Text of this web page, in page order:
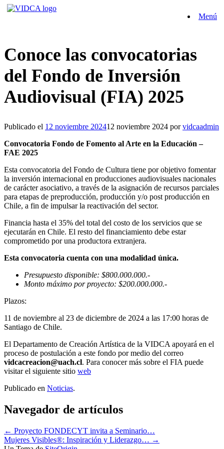
Saltar
Menú
Conoce las convocatorias
del Fondo de Inversión
Audiovisual (FIA) 2025
Publicado el 12 noviembre 202412 noviembre 2024 porvidcaadmin
Convocatoria Fondo de Fomento al Arte en la Educación –
FAE 2025
Esta convocatoria del Fondo de Cultura tiene por objetivo fomentar
la inversión internacional en producciones audiovisuales nacionales
de carácter asociativo, a través de la asignación de recursos parciales
para etapas de preproducción, producción y/o post producción en
Chile, a fin de impulsar la reactivación del sector. ​
Financia hasta el 35% del total del costo de los servicios que se
ejecutarán en Chile. El resto del financiamiento debe estar
comprometido por una productora extranjera. ​
Esta convocatoria cuenta con una modalidad única.
Presupuesto disponible: $800.000.000.-
Monto máximo por proyecto: $200.000.000.-
Plazos:
11 de noviembre al 23 de diciembre de 2024 a las 17:00 horas de
Santiago de Chile.
El Departamento de Creación Artística de la VIDCA apoyará en el
proceso de postulación a este fondo por medio del correo
vidcacreacion@uach.cl. Para conocer más sobre el FIA puede
visitar el siguiente sitio web
Publicado en Noticias.
Navegador de artículos
← Proyecto FONDECYT invita a Seminario…
Mujeres Visibles®: Inspiración y Liderazgo… →